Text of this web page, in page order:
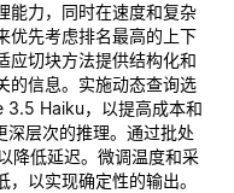
能力，同时在速度和复杂
优先考虑排名最高的上下
应切块方法提供结构化和
的信息。实施动态查询选
3.5 Haiku，以提高成本和
层次的推理。通过批处
降低延迟。微调温度和采
以实现确定性的输出。